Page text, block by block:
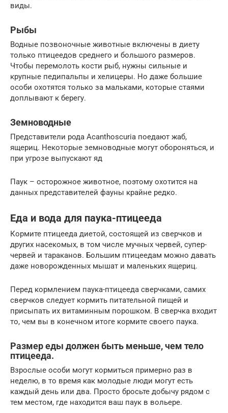
виды.
Рыбы
Водные позвоночные животные включены в диету
только птицеедов среднего и большого размеров.
Чтобы перемолоть кости рыб, нужны сильные и
крупные педипальпы и хелицеры. Но даже большие
особи охотятся только за мальками, которые стаями
доплывают к берегу.
Земноводные
Представители рода Acanthoscuria поедают жаб,
ящериц. Некоторые земноводные могут обороняться, и
при угрозе выпускают яд
Паук – осторожное животное, поэтому охотится на
данных представителей фауны крайне редко.
Еда и вода для паука-птицееда
Кормите птицееда диетой, состоящей из сверчков и
других насекомых, в том числе мучных червей, супер-
червей и тараканов. Большим птицеедам можно давать
даже новорожденных мышат и маленьких ящериц.
Перед кормлением паука-птицееда сверчками, самих
сверчков следует кормить питательной пищей и
присыпать их витаминным порошком. В сверчка входит
то, чем вы в конечном итоге кормите своего паука.
Размер еды должен быть меньше, чем тело
птицееда.
Взрослые особи могут кормиться примерно раз в
неделю, в то время как молодые люди могут есть
каждый день или два. Просто бросьте добычу рядом с
тем местом, где находится ваш паук в вольере.